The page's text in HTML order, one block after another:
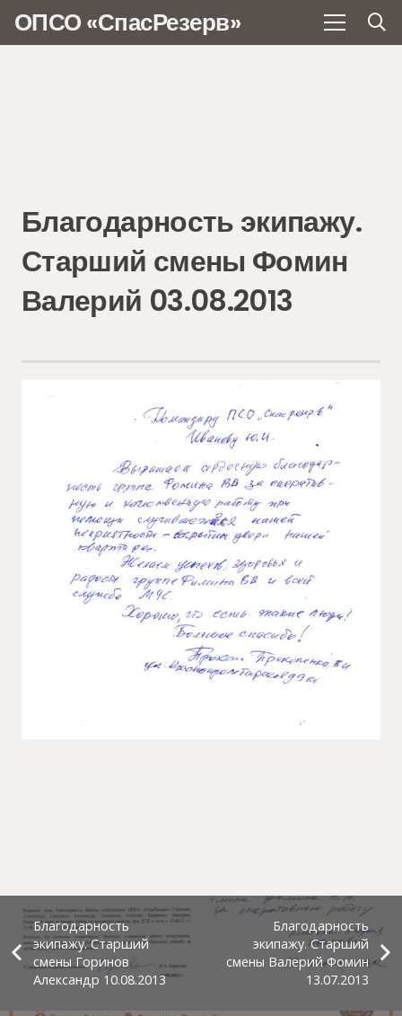
ОПСО «СпасРезерв»
Благодарность экипажу.
Старший смены Фомин
Валерий 03.08.2013
Благодарность
экипажу. Старший
смены Горинов
Александр 10.08.2013
Благодарность
экипажу. Старший
смены Валерий Фомин
13.07.2013